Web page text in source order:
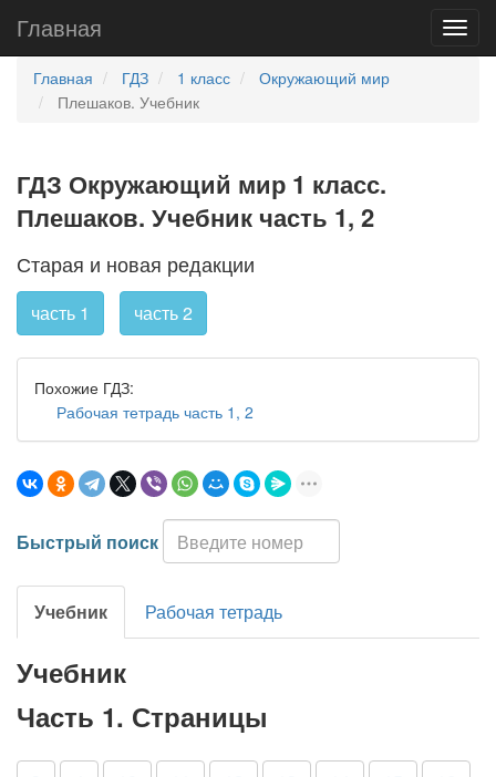
Главная
Главная ГДЗ 1 класс
Окружающий мир
Плешаков. Учебник
ГДЗ Окружающий мир 1 класс.
Плешаков. Учебник часть 1, 2
Старая и новая редакции
часть 1 часть 2
Похожие ГДЗ:
Рабочая тетрадь часть 1, 2
Быстрый поиск
Учебник Рабочая тетрадь
Учебник
Часть 1. Страницы